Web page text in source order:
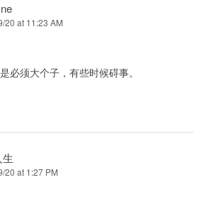
20 at 11:23 AM
必须大个子，有些时候碍事。
20 at 1:27 PM